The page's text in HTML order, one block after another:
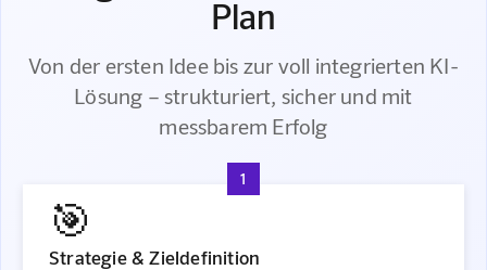
Plan
Von der ersten Idee bis zur voll integrierten KI-
Lösung – strukturiert, sicher und mit
messbarem Erfolg
1
🎯
Strategie & Zieldefinition